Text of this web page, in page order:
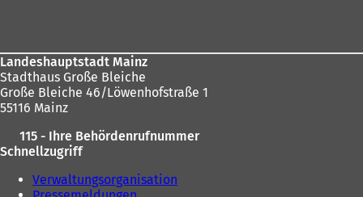
Landeshauptstadt Mainz
Stadthaus Große Bleiche
Große Bleiche 46/Löwenhofstraße 1
55116 Mainz
115 - Ihre Behördenrufnummer
Schnellzugriff
Verwaltungsorganisation